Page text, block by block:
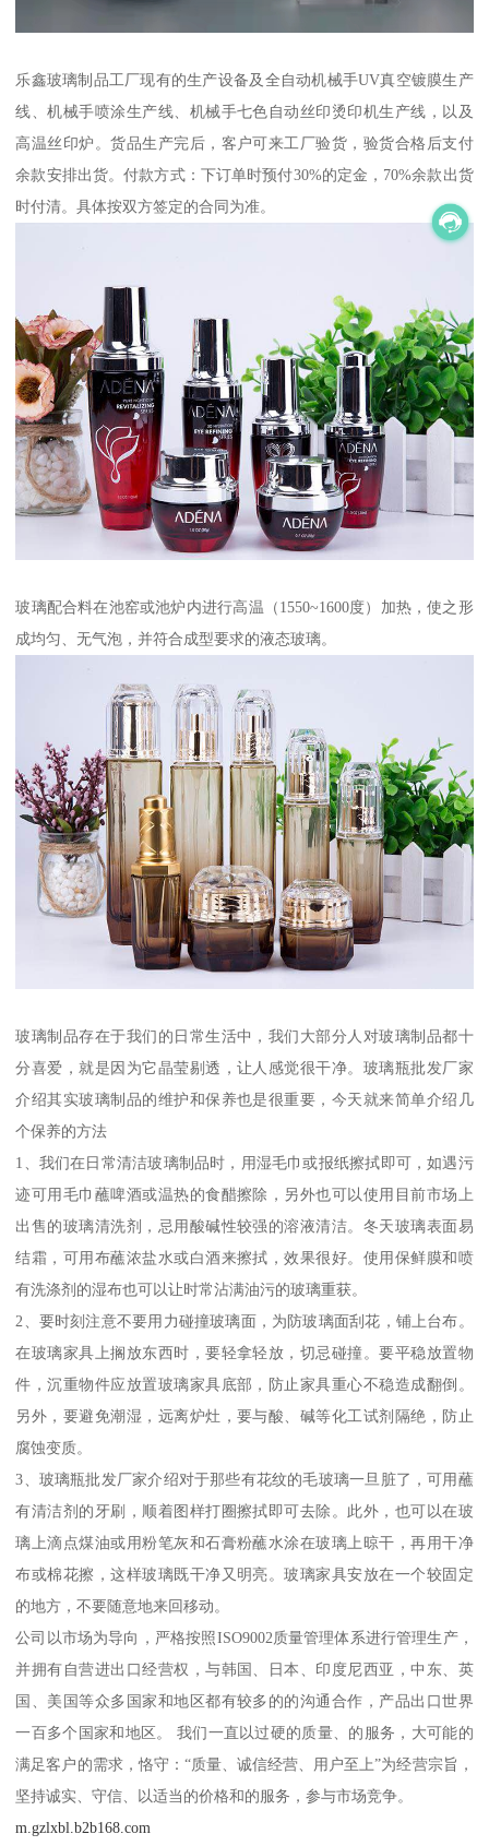
乐鑫玻璃制品工厂现有的生产设备及全自动机械手UV真空镀膜生产
线、机械手喷涂生产线、机械手七色自动丝印烫印机生产线，以及
高温丝印炉。货品生产完后，客户可来工厂验货，验货合格后支付
余款安排出货。付款方式：下订单时预付30%的定金，70%余款出货
时付清。具体按双方签定的合同为准。
玻璃配合料在池窑或池炉内进行高温（1550~1600度）加热，使之形
成均匀、无气泡，并符合成型要求的液态玻璃。
玻璃制品存在于我们的日常生活中，我们大部分人对玻璃制品都十
分喜爱，就是因为它晶莹剔透，让人感觉很干净。玻璃瓶批发厂家
介绍其实玻璃制品的维护和保养也是很重要，今天就来简单介绍几
个保养的方法
1、我们在日常清洁玻璃制品时，用湿毛巾或报纸擦拭即可，如遇污
迹可用毛巾蘸啤酒或温热的食醋擦除，另外也可以使用目前市场上
出售的玻璃清洗剂，忌用酸碱性较强的溶液清洁。冬天玻璃表面易
结霜，可用布蘸浓盐水或白酒来擦拭，效果很好。使用保鲜膜和喷
有洗涤剂的湿布也可以让时常沾满油污的玻璃重获。
2、要时刻注意不要用力碰撞玻璃面，为防玻璃面刮花，铺上台布。
在玻璃家具上搁放东西时，要轻拿轻放，切忌碰撞。要平稳放置物
件，沉重物件应放置玻璃家具底部，防止家具重心不稳造成翻倒。
另外，要避免潮湿，远离炉灶，要与酸、碱等化工试剂隔绝，防止
腐蚀变质。
3、玻璃瓶批发厂家介绍对于那些有花纹的毛玻璃一旦脏了，可用蘸
有清洁剂的牙刷，顺着图样打圈擦拭即可去除。此外，也可以在玻
璃上滴点煤油或用粉笔灰和石膏粉蘸水涂在玻璃上晾干，再用干净
布或棉花擦，这样玻璃既干净又明亮。玻璃家具安放在一个较固定
的地方，不要随意地来回移动。
公司以市场为导向，严格按照ISO9002质量管理体系进行管理生产，
并拥有自营进出口经营权，与韩国、日本、印度尼西亚，中东、英
国、美国等众多国家和地区都有较多的的沟通合作，产品出口世界
一百多个国家和地区。 我们一直以过硬的质量、的服务，大可能的
满足客户的需求，恪守：“质量、诚信经营、用户至上”为经营宗旨，
坚持诚实、守信、以适当的价格和的服务，参与市场竞争。
m.gzlxbl.b2b168.com